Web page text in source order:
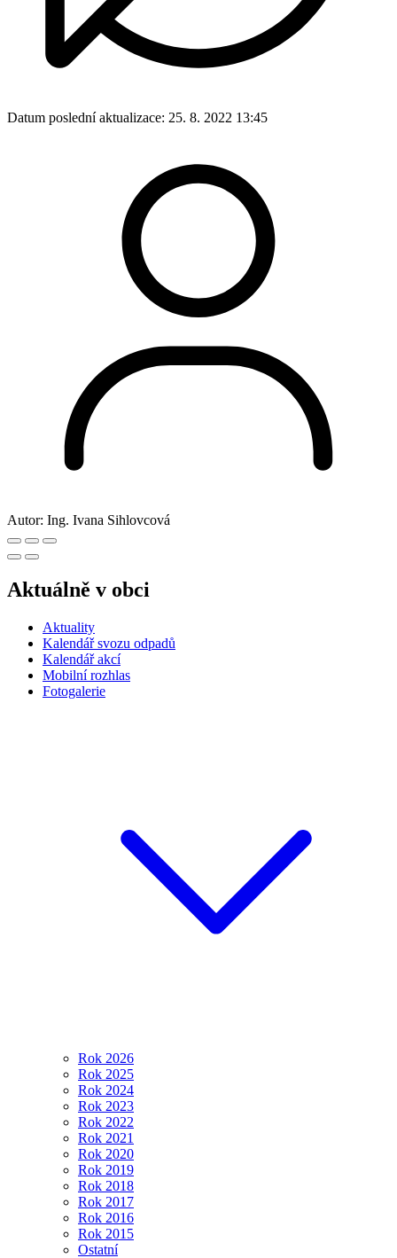
Datum poslední aktualizace: 25. 8. 2022 13:45
Autor: Ing. Ivana Sihlovcová
Aktuálně v obci
Aktuality
Kalendář svozu odpadů
Kalendář akcí
Mobilní rozhlas
Fotogalerie
Rok 2026
Rok 2025
Rok 2024
Rok 2023
Rok 2022
Rok 2021
Rok 2020
Rok 2019
Rok 2018
Rok 2017
Rok 2016
Rok 2015
Ostatní